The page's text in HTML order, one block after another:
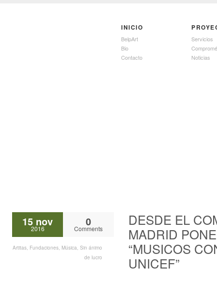
INICIO
BelpArt
Bio
Contacto
Servicios
Noticias
15 nov
2016
0
Comments
Artitas, Fundaciones, Música, Sin ánimo
de lucro
DESDE EL
MADRID
“MUSICOS
UNICEF”